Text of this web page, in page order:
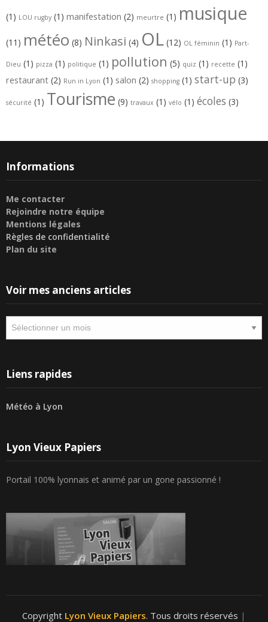
(1) LOU rugby (1) manifestation (2) meurtre (1) musique
(11) météo (8) Ninkasi (4) OL (12) OL féminin (1) Part-
Dieu (1) pizza (1) politique (1) pollution (5) quiz (1) recette (1)
restaurant (2) Run in Lyon (1) salon (2) shopping (1) start-up (3)
sécurité (1) Tourisme (9) travaux (1) vélo (1) écoles (3)
Informations
Me contacter
Rejoindre notre équipe
Mentions légales
Règles de confidentialité
Plan du site
Voir mes anciens articles
Voir
mes
Liens rapides
Météo à Lyon
Lyon Vieux Papiers
Portail 100% lyonnais et animé par un gone passionné !
Copyright Lyon Vieux Papiers. Tous droits réservés |